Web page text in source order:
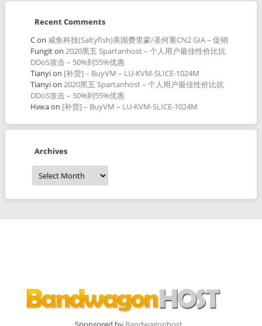
Recent Comments
Con 咸鱼科技(Saltyfish)美国费里蒙/圣何塞CN2 GIA – 促销
Fungiton 2020黑五 Spartanhost – 个人用户最佳性价比抗
DDoS攻击 – 50%到55%优惠
Tianyion [补货] – BuyVM – LU-KVM-SLICE-1024M
Tianyion 2020黑五 Spartanhost – 个人用户最佳性价比抗
DDoS攻击 – 50%到55%优惠
Никаon [补货] – BuyVM – LU-KVM-SLICE-1024M
Archives
Archives